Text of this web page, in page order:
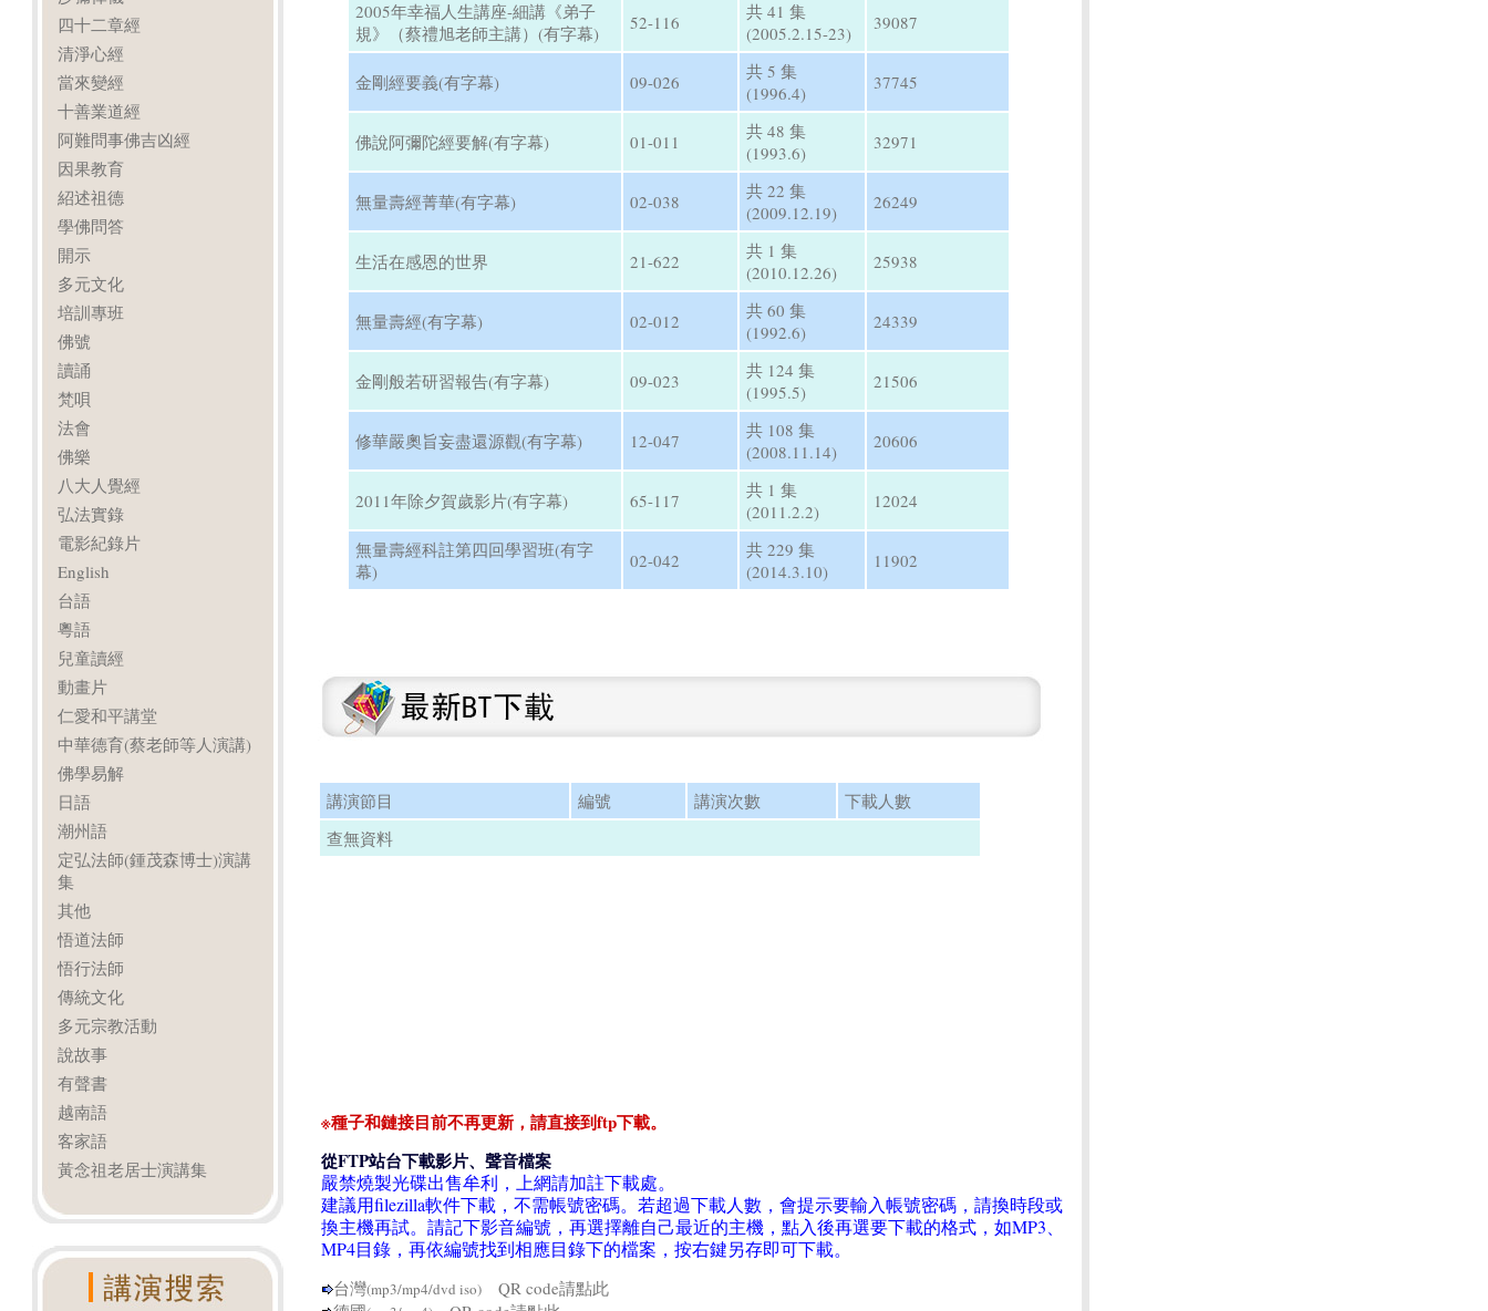
四十二章經
清淨心經
當來變經
十善業道經
阿難問事佛吉凶經
因果教育
紹述祖德
學佛問答
開示
多元文化
培訓專班
佛號
讀誦
梵唄
法會
佛樂
八大人覺經
弘法實錄
電影紀錄片
English
台語
粵語
兒童讀經
動畫片
仁愛和平講堂
中華德育(蔡老師等人演講)
佛學易解
日語
潮州語
定弘法師(鍾茂森博士)演講
集
其他
悟道法師
悟行法師
傳統文化
多元宗教活動
說故事
有聲書
越南語
客家語
黃念祖老居士演講集
2005年幸福人生講座-細講《弟子
規》（蔡禮旭老師主講）(有字幕)
52-116
共 41 集
(2005.2.15-23)
39087
金剛經要義(有字幕) 09-026
共 5 集
(1996.4)
37745
佛說阿彌陀經要解(有字幕) 01-011
共 48 集
(1993.6)
32971
無量壽經菁華(有字幕) 02-038
共 22 集
(2009.12.19)
26249
生活在感恩的世界 21-622
共 1 集
(2010.12.26)
25938
無量壽經(有字幕) 02-012
共 60 集
(1992.6)
24339
金剛般若研習報告(有字幕) 09-023
共 124 集
(1995.5)
21506
修華嚴奧旨妄盡還源觀(有字幕) 12-047
共 108 集
(2008.11.14)
20606
2011年除夕賀歲影片(有字幕) 65-117
共 1 集
(2011.2.2)
12024
無量壽經科註第四回學習班(有字
幕)
02-042
共 229 集
(2014.3.10)
11902
講演節目 編號 講演次數
下載人數
查無資料
※種子和鏈接目前不再更新，請直接到ftp下載。
從FTP站台下載影片、聲音檔案
嚴禁燒製光碟出售牟利，上網請加註下載處。
建議用filezilla軟件下載，不需帳號密碼。若超過下載人數，會提示要輸入帳號密碼，請換時段或
換主機再試。請記下影音編號，再選擇離自己最近的主機，點入後再選要下載的格式，如MP3、
MP4目錄，再依編號找到相應目錄下的檔案，按右鍵另存即可下載。
台灣(mp3/mp4/dvd iso) QR code請點此